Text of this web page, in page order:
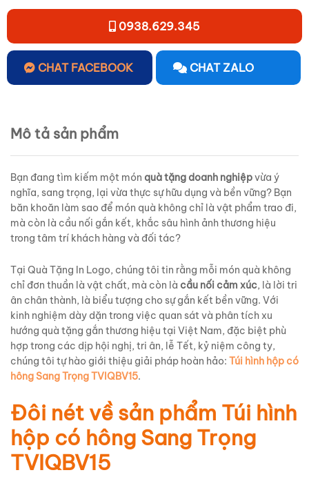
0938.629.345
CHAT FACEBOOK CHAT ZALO
Mô tả sản phẩm
Bạn đang tìm kiếm một món quà tặng doanh nghiệpvừa ý
nghĩa, sang trọng, lại vừa thực sự hữu dụng và bền vững? Bạn
băn khoăn làm sao để món quà không chỉ là vật phẩm trao đi,
mà còn là cầu nối gắn kết, khắc sâu hình ảnh thương hiệu
trong tâm trí khách hàng và đối tác?
Tại Quà Tặng In Logo, chúng tôi tin rằng mỗi món quà không
chỉ đơn thuần là vật chất, mà còn là cầu nối cảm xúc, là lời tri
ân chân thành, là biểu tượng cho sự gắn kết bền vững. Với
kinh nghiệm dày dặn trong việc quan sát và phân tích xu
hướng quà tặng gắn thương hiệu tại Việt Nam, đặc biệt phù
hợp trong các dịp hội nghị, tri ân, lễ Tết, kỷ niệm công ty,
chúng tôi tự hào giới thiệu giải pháp hoàn hảo: Túi hình hộp có
hông Sang Trọng TVIQBV15.
Đôi nét về sản phẩm Túi hình
hộp có hông Sang Trọng
TVIQBV15